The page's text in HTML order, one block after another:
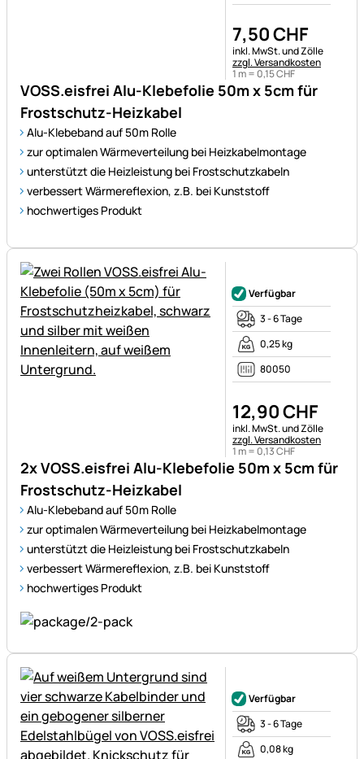
VOSS.eisfrei Alu-Klebefolie 50m x 5cm für
Frostschutz-Heizkabel
Alu-Klebeband auf 50m Rolle
zur optimalen Wärmeverteilung bei Heizkabelmontage
unterstützt die Heizleistung bei Frostschutzkabeln
verbessert Wärmereflexion, z.B. bei Kunststoff
hochwertiges Produkt
7,50CHF
Steuerhinweis:
inkl. MwSt. und Zölle
zzgl. Versandkosten
1 m = 0,15CHF
2x VOSS.eisfrei Alu-Klebefolie 50m x 5cm für
Frostschutz-Heizkabel
Alu-Klebeband auf 50m Rolle
zur optimalen Wärmeverteilung bei Heizkabelmontage
unterstützt die Heizleistung bei Frostschutzkabeln
verbessert Wärmereflexion, z.B. bei Kunststoff
hochwertiges Produkt
Verfügbar
3 - 6 Tage
0,25 kg
80050
12,90CHF
Steuerhinweis:
inkl. MwSt. und Zölle
zzgl. Versandkosten
1 m = 0,13CHF
Verfügbar
3 - 6 Tage
0,08 kg